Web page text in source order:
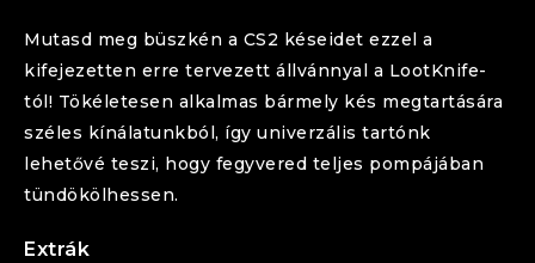
Mutasd meg büszkén a CS2 késeidet ezzel a
kifejezetten erre tervezett állvánnyal a LootKnife-
tól! Tökéletesen alkalmas bármely kés megtartására
széles kínálatunkból, így univerzális tartónk
lehetővé teszi, hogy fegyvered teljes pompájában
tündökölhessen.
Extrák